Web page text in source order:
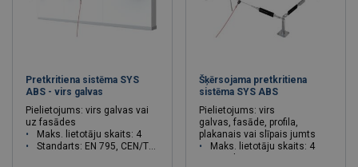
Pretkritiena sistēma SYS
ABS - virs galvas
Pielietojums: virs galvas vai
uz fasādes
Maks. lietotāju skaits: 4
Standarts: EN 795, CEN/TS/16415
Šķērsojama pretkritiena
sistēma SYS ABS
Pielietojums: virs
galvas, fasāde, profila,
plakanais vai slīpais jumts
Maks. lietotāju skaits: 4